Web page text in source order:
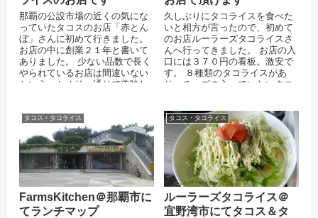
那覇の公設市場の近くの気にな
っていたタコスのお店「赤とん
ぼ」さんに初めて行きました。
お店の中に創業２１年と書いて
ありました。 少ない品数で長く
やられているお店は間違いない
という、セオリー通りで美味し
久しぶりにタコライスを食べた
いと相方が言ったので、初めて
のお店ルーラーズタコライスさ
んへ行ってきました。 お店の入
口には３７０円の看板。激安で
す。 ８種類のタコライスがあ
り、チーズの入っていないタコ
タコス・タコライス
FarmsKitchen＠那覇市に
てランチマップ
タコス・タコライス
ルーラーズタコライス＠
宜野湾市にてタコス＆タ